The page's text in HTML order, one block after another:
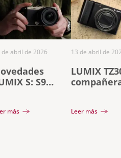
S: S9
más
de abril de 2026
LUMIX
formato de
Leer más
13 de abril de